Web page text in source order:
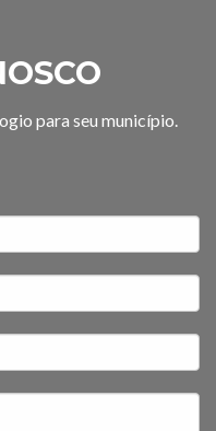
para seu município.